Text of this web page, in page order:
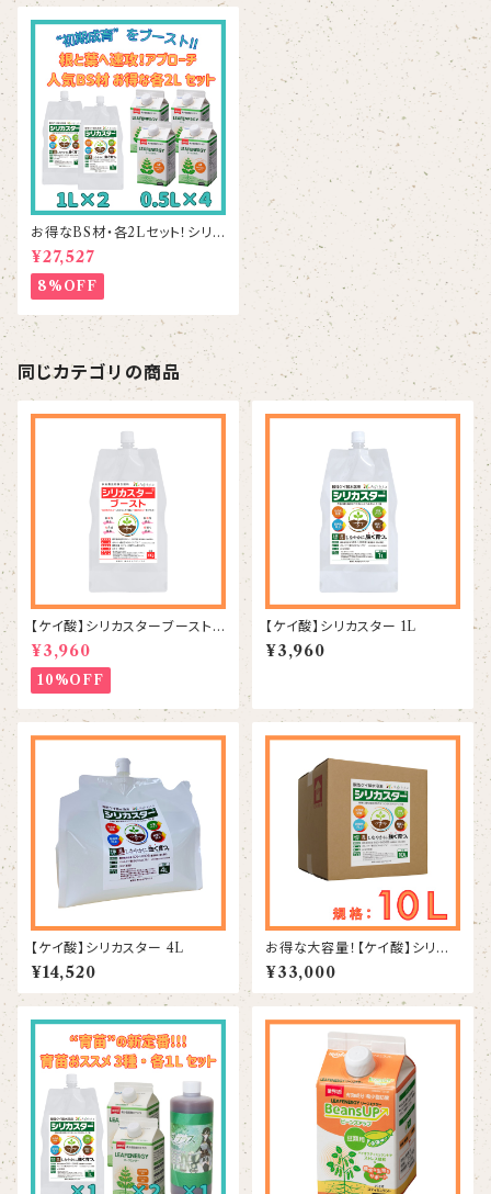
お得なBS材・各2Lセット！シリカ
スター2本＆リーフエナジー4本
¥27,527
8%OFF
同じカテゴリの商品
【ケイ酸】シリカスターブースト 1
kg
¥3,960
10%OFF
【ケイ酸】シリカスター 1L
¥3,960
【ケイ酸】シリカスター 4L
¥14,520
お得な大容量！【ケイ酸】シリカ
スター 10L
¥33,000